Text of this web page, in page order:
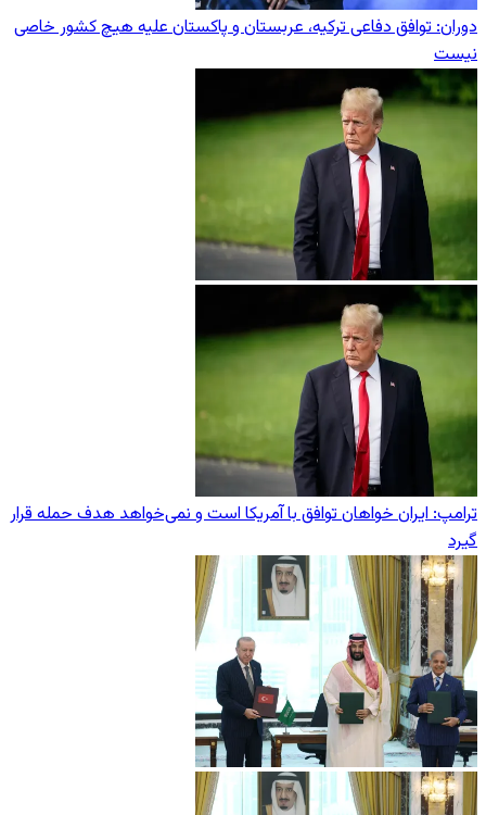
دوران: توافق دفاعی ترکیه، عربستان و پاکستان علیه هیچ کشور خاصی
نیست
ترامپ: ایران خواهان توافق با آمریکا است و نمی‌خواهد هدف حمله قرار
گیرد